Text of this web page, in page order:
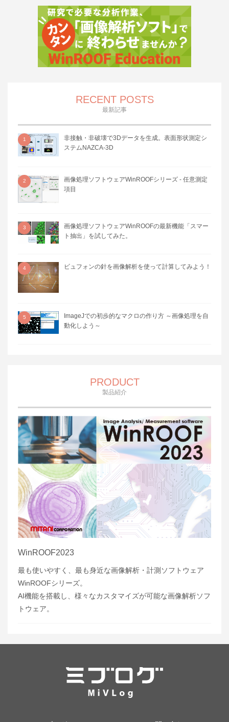
RECENT POSTS
最新記事
1
非接触・非破壊で3Dデータを生成。表面形状測定シ
ステムNAZCA-3D
2
画像処理ソフトウェアWinROOFシリーズ - 任意測定
項目
3
画像処理ソフトウェアWinROOFの最新機能「スマー
ト抽出」を試してみた。
4 ビュフォンの針を画像解析を使って計算してみよう！
5
ImageJでの初歩的なマクロの作り方 ～画像処理を自
動化しよう～
PRODUCT
製品紹介
WinROOF2023
最も使いやすく、最も身近な画像解析・計測ソフトウェア
WinROOFシリーズ。
AI機能を搭載し、様々なカスタマイズが可能な画像解析ソフ
トウェア。